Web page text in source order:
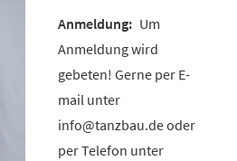
Um
Anmeldung wird
gebeten! Gerne per E-
mail unter
info@tanzbau.de oder
per Telefon unter